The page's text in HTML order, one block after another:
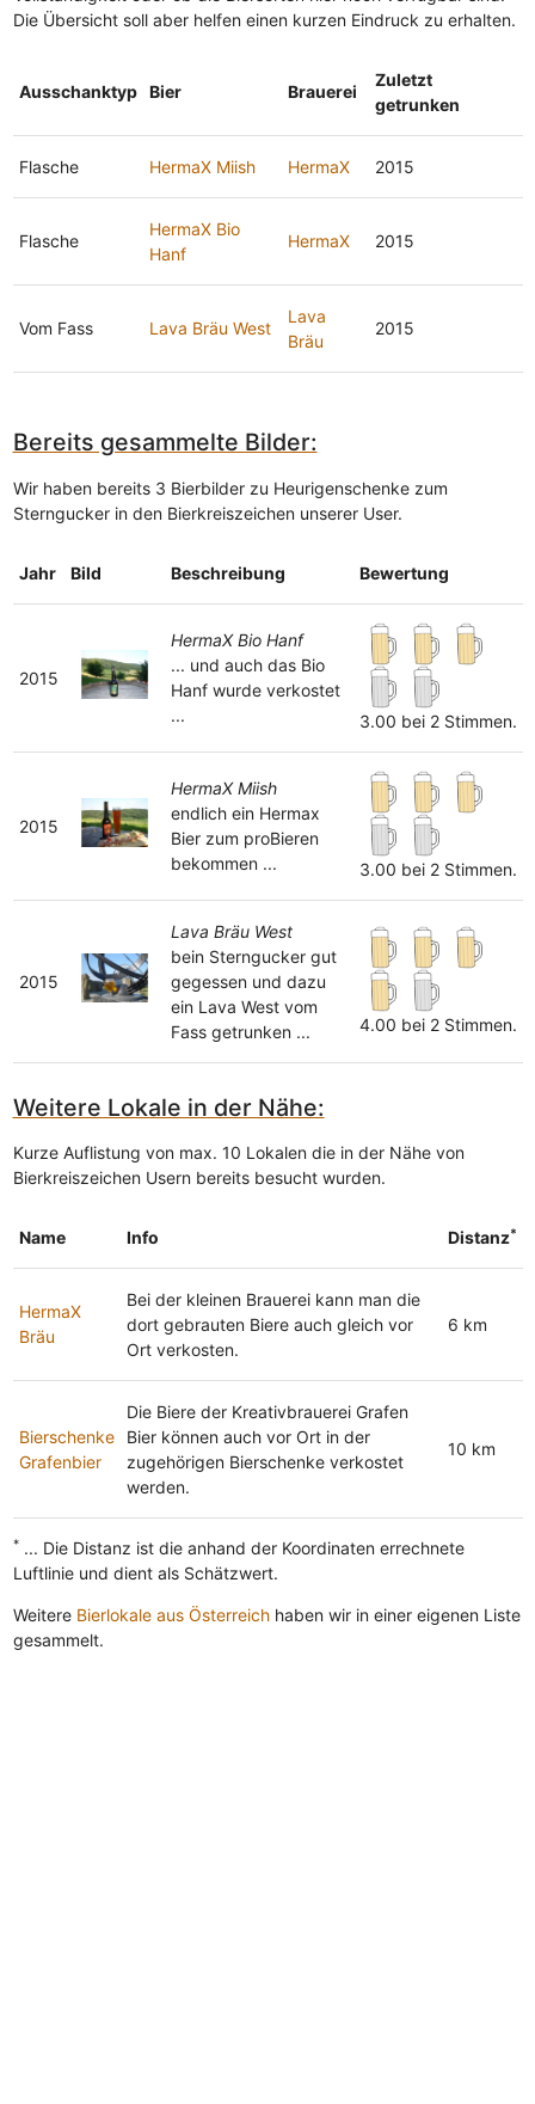
Die Übersicht soll aber helfen einen kurzen Eindruck zu erhalten.
Ausschanktyp Bier Brauerei
Zuletzt
getrunken
Flasche HermaX Miish HermaX 2015
Flasche
HermaX Bio
Hanf
HermaX 2015
Vom Fass Lava Bräu West
Lava
Bräu
2015
Bereits gesammelte Bilder:
Wir haben bereits 3 Bierbilder zu Heurigenschenke zum
Sterngucker in den Bierkreiszeichen unserer User.
Jahr Bild Beschreibung Bewertung
2015
HermaX Bio Hanf
... und auch das Bio
Hanf wurde verkostet
...
3.00 bei 2 Stimmen.
2015
HermaX Miish
endlich ein Hermax
Bier zum proBieren
bekommen ...
3.00 bei 2 Stimmen.
2015
Lava Bräu West
bein Sterngucker gut
gegessen und dazu
ein Lava West vom
Fass getrunken ...
4.00 bei 2 Stimmen.
Weitere Lokale in der Nähe:
Kurze Auflistung von max. 10 Lokalen die in der Nähe von
Bierkreiszeichen Usern bereits besucht wurden.
Name Info Distanz*
HermaX
Bräu
Bei der kleinen Brauerei kann man die
dort gebrauten Biere auch gleich vor
Ort verkosten.
6 km
Bierschenke
Grafenbier
Die Biere der Kreativbrauerei Grafen
Bier können auch vor Ort in der
zugehörigen Bierschenke verkostet
werden.
10 km
*... Die Distanz ist die anhand der Koordinaten errechnete
Luftlinie und dient als Schätzwert.
Weitere Bierlokale aus Österreichhaben wir in einer eigenen Liste
gesammelt.